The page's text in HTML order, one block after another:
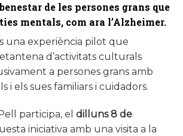
de les persones grans que
mentals, com ara l’Alzheimer.
una experiència pilot que
d’activitats culturals
a persones grans amb
i els sues familiars i cuidadors.
participa, el dilluns 8 de
iniciativa amb una visita a la